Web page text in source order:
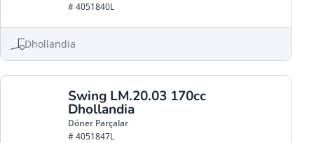
# 4051840L
Dhollandia
Swing LM.20.03 170cc
Dhollandia
Döner Parçalar
# 4051847L